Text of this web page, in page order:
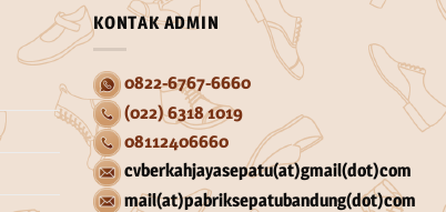
KONTAK ADMIN
0822-6767-6660
(022) 6318 1019
08112406660
cvberkahjayasepatu(at)gmail(dot)com
mail(at)pabriksepatubandung(dot)com